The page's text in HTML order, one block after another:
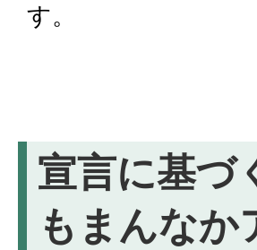
す。
宣言に基づ
もまんなか